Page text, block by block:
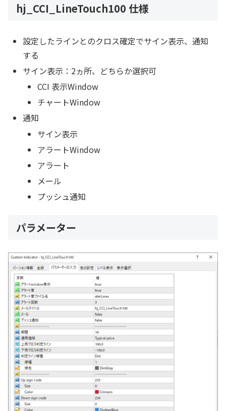
hj_CCI_LineTouch100 仕様
設定したラインとのクロス確定でサイン表示、通知
する
サイン表示：2ヵ所、どちらか選択可
CCI 表示Window
チャートWindow
通知
サイン表示
アラートWindow
アラート
メール
プッシュ通知
パラメーター